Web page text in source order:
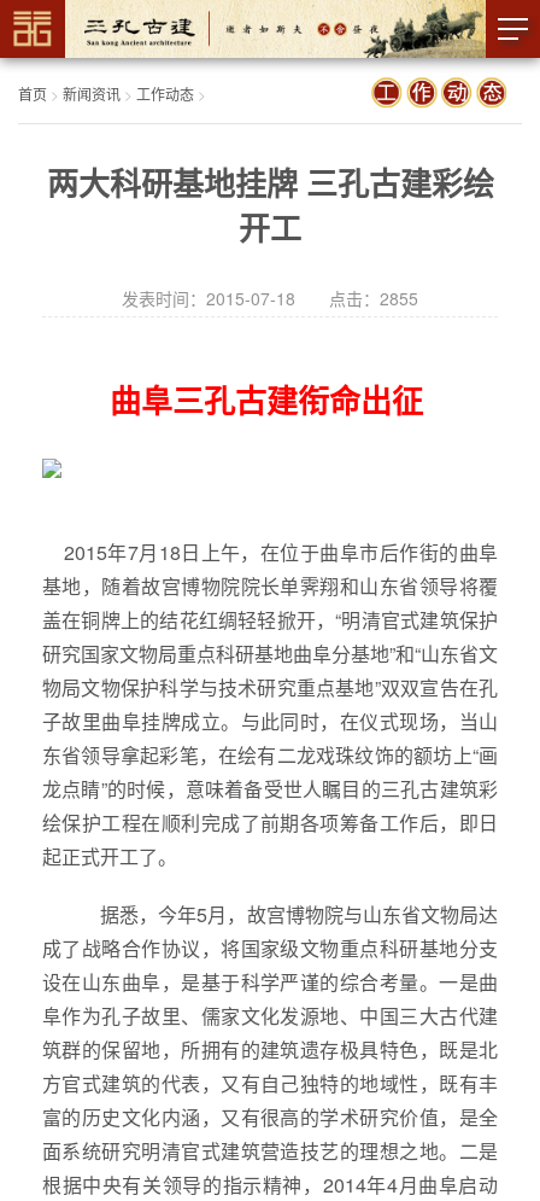
首页 > 新闻资讯 > 工作动态 >
两大科研基地挂牌 三孔古建彩绘
开工
发表时间：2015-07-18 点击： 2855
曲阜三孔古建衔命出征
2015年7月18日上午，在位于曲阜市后作街的曲阜
基地，随着故宫博物院院长单霁翔和山东省领导将覆
盖在铜牌上的结花红绸轻轻掀开，“明清官式建筑保护
研究国家文物局重点科研基地曲阜分基地”和“山东省文
物局文物保护科学与技术研究重点基地”双双宣告在孔
子故里曲阜挂牌成立。与此同时，在仪式现场，当山
东省领导拿起彩笔，在绘有二龙戏珠纹饰的额坊上“画
龙点睛”的时候，意味着备受世人瞩目的三孔古建筑彩
绘保护工程在顺利完成了前期各项筹备工作后，即日
起正式开工了。
据悉，今年5月，故宫博物院与山东省文物局达
成了战略合作协议，将国家级文物重点科研基地分支
设在山东曲阜，是基于科学严谨的综合考量。一是曲
阜作为孔子故里、儒家文化发源地、中国三大古代建
筑群的保留地，所拥有的建筑遗存极具特色，既是北
方官式建筑的代表，又有自己独特的地域性，既有丰
富的历史文化内涵，又有很高的学术研究价值，是全
面系统研究明清官式建筑营造技艺的理想之地。二是
根据中央有关领导的指示精神，2014年4月曲阜启动